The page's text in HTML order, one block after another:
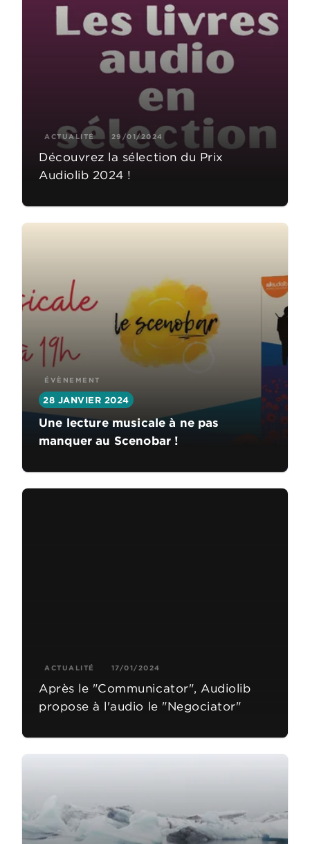
ACTUALITÉ 29/01/2024
Découvrez la sélection du Prix
Audiolib 2024 !
ÉVÈNEMENT
28 JANVIER 2024
Une lecture musicale à ne pas
manquer au Scenobar !
ACTUALITÉ 17/01/2024
Après le "Communicator", Audiolib
propose à l'audio le "Negociator"